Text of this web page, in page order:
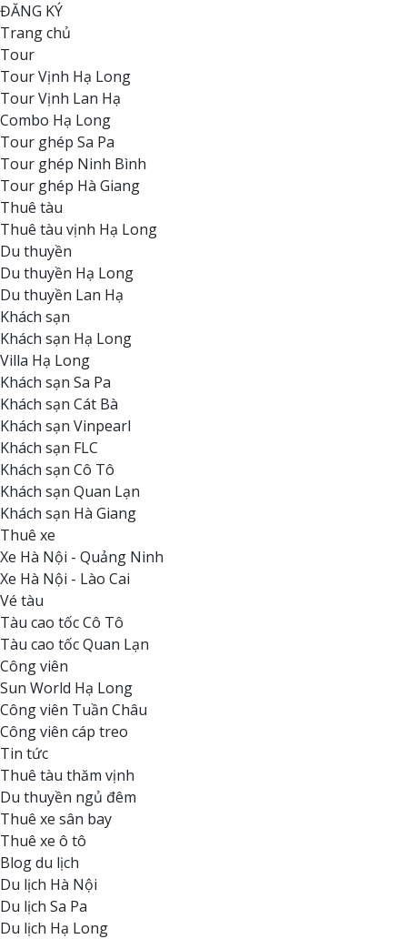
ĐĂNG KÝ
Trang chủ
Tour
Tour Vịnh Hạ Long
Tour Vịnh Lan Hạ
Combo Hạ Long
Tour ghép Sa Pa
Tour ghép Ninh Bình
Tour ghép Hà Giang
Thuê tàu
Thuê tàu vịnh Hạ Long
Du thuyền
Du thuyền Hạ Long
Du thuyền Lan Hạ
Khách sạn
Khách sạn Hạ Long
Villa Hạ Long
Khách sạn Sa Pa
Khách sạn Cát Bà
Khách sạn Vinpearl
Khách sạn FLC
Khách sạn Cô Tô
Khách sạn Quan Lạn
Khách sạn Hà Giang
Thuê xe
Xe Hà Nội - Quảng Ninh
Xe Hà Nội - Lào Cai
Vé tàu
Tàu cao tốc Cô Tô
Tàu cao tốc Quan Lạn
Công viên
Sun World Hạ Long
Công viên Tuần Châu
Công viên cáp treo
Tin tức
Thuê tàu thăm vịnh
Du thuyền ngủ đêm
Thuê xe sân bay
Thuê xe ô tô
Blog du lịch
Du lịch Hà Nội
Du lịch Sa Pa
Du lịch Hạ Long